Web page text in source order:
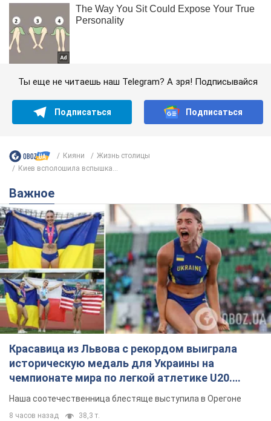
Ты еще не читаешь наш Telegram? А зря! Подписывайся
Подписаться Подписаться
Кияни
Жизнь столицы
Киев всполошила вспышка...
Важное
Красавица из Львова с рекордом выиграла
историческую медаль для Украины на
чемпионате мира по легкой атлетике U20.
Видео
Наша соотечественница блестяще выступила в Орегоне
8 часов назад 38,3 т.